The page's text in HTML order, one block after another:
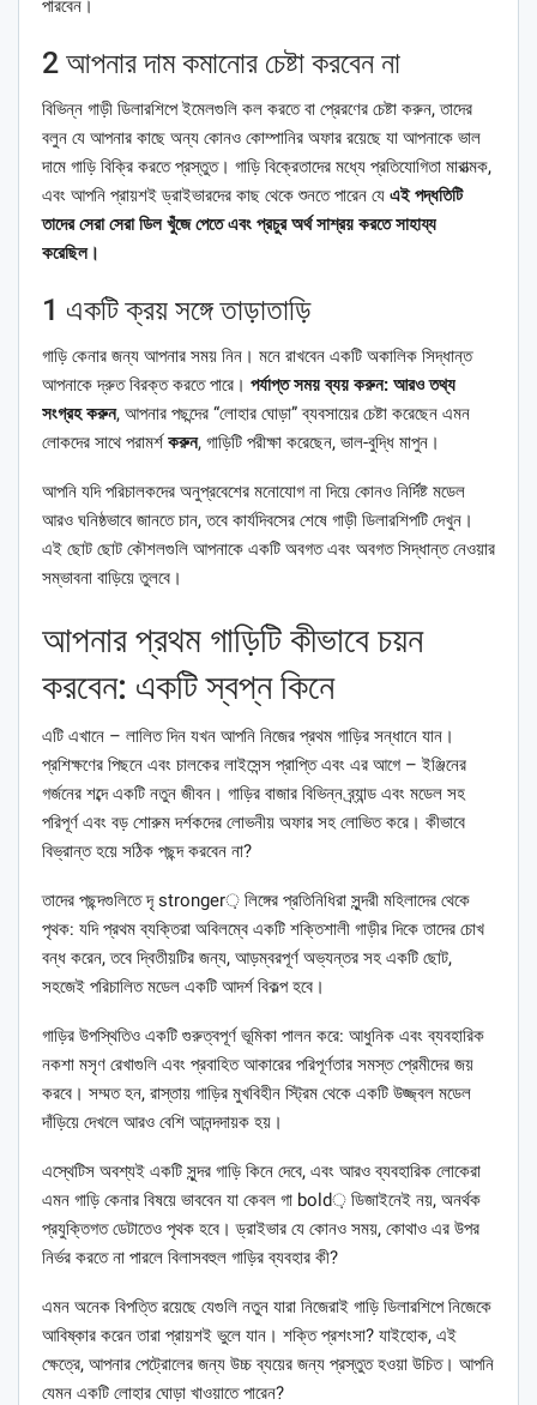
পারবেন।
2 আপনার দাম কমানোর চেষ্টা করবেন না
বিভিন্ন গাড়ী ডিলারশিপে ইমেলগুলি কল করতে বা প্রেরণের চেষ্টা করুন, তাদের
বলুন যে আপনার কাছে অন্য কোনও কোম্পানির অফার রয়েছে যা আপনাকে ভাল
দামে গাড়ি বিক্রি করতে প্রস্তুত। গাড়ি বিক্রেতাদের মধ্যে প্রতিযোগিতা মারাত্মক,
এবং আপনি প্রায়শই ড্রাইভারদের কাছ থেকে শুনতে পারেন যে এই পদ্ধতিটি
তাদের সেরা সেরা ডিল খুঁজে পেতে এবং প্রচুর অর্থ সাশ্রয় করতে সাহায্য
করেছিল।
1 একটি ক্রয় সঙ্গে তাড়াতাড়ি
গাড়ি কেনার জন্য আপনার সময় নিন। মনে রাখবেন একটি অকালিক সিদ্ধান্ত
আপনাকে দ্রুত বিরক্ত করতে পারে। পর্যাপ্ত সময় ব্যয় করুন: আরও তথ্য
সংগ্রহ করুন, আপনার পছন্দের “লোহার ঘোড়া” ব্যবসায়ের চেষ্টা করেছেন এমন
লোকদের সাথে পরামর্শকরুন, গাড়িটি পরীক্ষা করেছেন, ভাল-বুদ্ধি মাপুন।
আপনি যদি পরিচালকদের অনুপ্রবেশের মনোযোগ না দিয়ে কোনও নির্দিষ্ট মডেল
আরও ঘনিষ্ঠভাবে জানতে চান, তবে কার্যদিবসের শেষে গাড়ী ডিলারশিপটি দেখুন।
এই ছোট ছোট কৌশলগুলি আপনাকে একটি অবগত এবং অবগত সিদ্ধান্ত নেওয়ার
সম্ভাবনা বাড়িয়ে তুলবে।
আপনার প্রথম গাড়িটি কীভাবে চয়ন
করবেন: একটি স্বপ্ন কিনে
এটি এখানে – লালিত দিন যখন আপনি নিজের প্রথম গাড়ির সন্ধানে যান।
প্রশিক্ষণের পিছনে এবং চালকের লাইসেন্স প্রাপ্তি এবং এর আগে – ইঞ্জিনের
গর্জনের শব্দে একটি নতুন জীবন। গাড়ির বাজার বিভিন্ন ব্র্যান্ড এবং মডেল সহ
পরিপূর্ণ এবং বড় শোরুম দর্শকদের লোভনীয় অফার সহ লোভিত করে। কীভাবে
বিভ্রান্ত হয়ে সঠিক পছন্দ করবেন না?
তাদের পছন্দগুলিতে দৃ stronger় লিঙ্গের প্রতিনিধিরা সুন্দরী মহিলাদের থেকে
পৃথক: যদি প্রথম ব্যক্তিরা অবিলম্বে একটি শক্তিশালী গাড়ীর দিকে তাদের চোখ
বন্ধ করেন, তবে দ্বিতীয়টির জন্য, আড়ম্বরপূর্ণ অভ্যন্তর সহ একটি ছোট,
সহজেই পরিচালিত মডেল একটি আদর্শ বিকল্প হবে।
গাড়ির উপস্থিতিও একটি গুরুত্বপূর্ণ ভূমিকা পালন করে: আধুনিক এবং ব্যবহারিক
নকশা মসৃণ রেখাগুলি এবং প্রবাহিত আকারের পরিপূর্ণতার সমস্ত প্রেমীদের জয়
করবে। সম্মত হন, রাস্তায় গাড়ির মুখবিহীন স্ট্রিম থেকে একটি উজ্জ্বল মডেল
দাঁড়িয়ে দেখলে আরও বেশি আনন্দদায়ক হয়।
এস্থেটিস অবশ্যই একটি সুন্দর গাড়ি কিনে দেবে, এবং আরও ব্যবহারিক লোকেরা
এমন গাড়ি কেনার বিষয়ে ভাববেন যা কেবল গা bold় ডিজাইনেই নয়, অনর্থক
প্রযুক্তিগত ডেটাতেও পৃথক হবে। ড্রাইভার যে কোনও সময়, কোথাও এর উপর
নির্ভর করতে না পারলে বিলাসবহুল গাড়ির ব্যবহার কী?
এমন অনেক বিপত্তি রয়েছে যেগুলি নতুন যারা নিজেরাই গাড়ি ডিলারশিপে নিজেকে
আবিষ্কার করেন তারা প্রায়শই ভুলে যান। শক্তি প্রশংসা? যাইহোক, এই
ক্ষেত্রে, আপনার পেট্রোলের জন্য উচ্চ ব্যয়ের জন্য প্রস্তুত হওয়া উচিত। আপনি
যেমন একটি লোহার ঘোড়া খাওয়াতে পারেন?